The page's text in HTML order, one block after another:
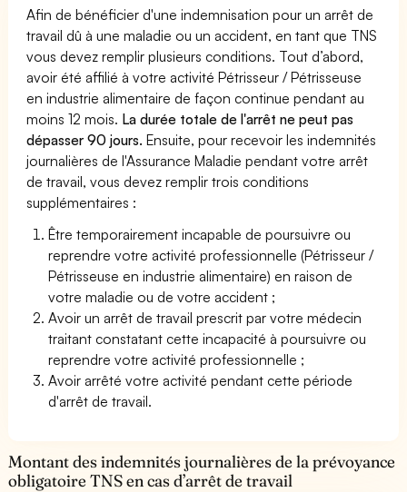
Afin de bénéficier d'une indemnisation pour un arrêt de
travail dû à une maladie ou un accident, en tant que TNS
vous devez remplir plusieurs conditions. Tout d’abord,
avoir été affilié à votre activité Pétrisseur / Pétrisseuse
en industrie alimentaire de façon continue pendant au
moins 12 mois. La durée totale de l'arrêt ne peut pas
dépasser 90 jours. Ensuite, pour recevoir les indemnités
journalières de l'Assurance Maladie pendant votre arrêt
de travail, vous devez remplir trois conditions
supplémentaires :
Être temporairement incapable de poursuivre ou
reprendre votre activité professionnelle (Pétrisseur /
Pétrisseuse en industrie alimentaire) en raison de
votre maladie ou de votre accident ;
Avoir un arrêt de travail prescrit par votre médecin
traitant constatant cette incapacité à poursuivre ou
reprendre votre activité professionnelle ;
Avoir arrêté votre activité pendant cette période
d'arrêt de travail.
Montant des indemnités journalières de la prévoyance
obligatoire TNS en cas d’arrêt de travail